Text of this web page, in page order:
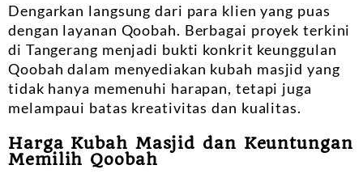
Dengarkan langsung dari para klien yang puas
dengan layanan Qoobah. Berbagai proyek terkini
di Tangerang menjadi bukti konkrit keunggulan
Qoobah dalam menyediakan kubah masjid yang
tidak hanya memenuhi harapan, tetapi juga
melampaui batas kreativitas dan kualitas.
Harga Kubah Masjid dan Keuntungan
Memilih Qoobah